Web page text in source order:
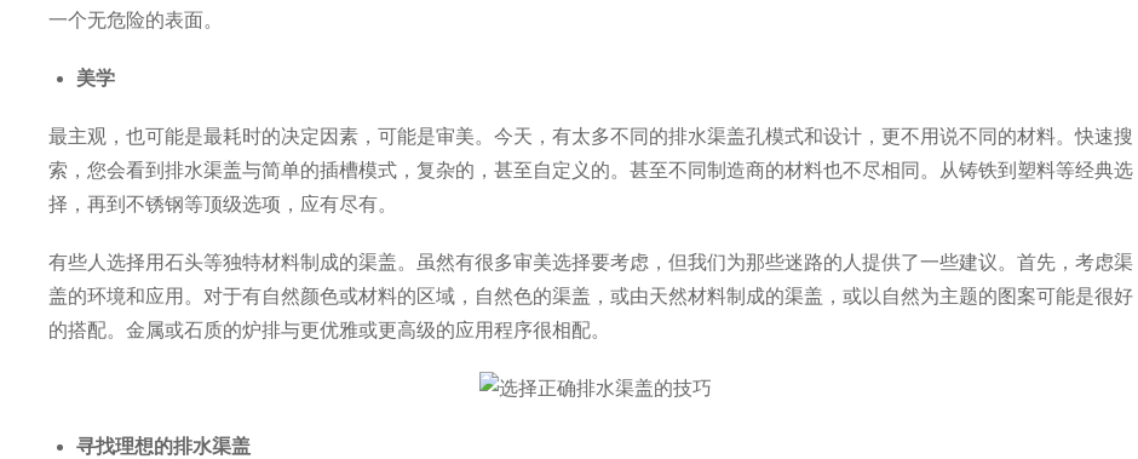
一个无危险的表面。
美学
最主观，也可能是最耗时的决定因素，可能是审美。今天，有太多不同的排水渠盖孔模式和设计，更不用说不同的材料。快速搜
索，您会看到排水渠盖与简单的插槽模式，复杂的，甚至自定义的。甚至不同制造商的材料也不尽相同。从铸铁到塑料等经典选
择，再到不锈钢等顶级选项，应有尽有。
有些人选择用石头等独特材料制成的渠盖。虽然有很多审美选择要考虑，但我们为那些迷路的人提供了一些建议。首先，考虑渠
盖的环境和应用。对于有自然颜色或材料的区域，自然色的渠盖，或由天然材料制成的渠盖，或以自然为主题的图案可能是很好
的搭配。金属或石质的炉排与更优雅或更高级的应用程序很相配。
寻找理想的排水渠盖